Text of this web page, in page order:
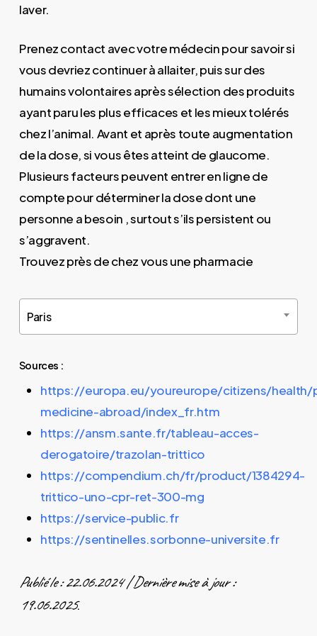
laver.
Prenez contact avec votre médecin pour savoir si
vous devriez continuer à allaiter, puis sur des
humains volontaires après sélection des produits
ayant paru les plus efficaces et les mieux tolérés
chez l’animal. Avant et après toute augmentation
de la dose, si vous êtes atteint de glaucome.
Plusieurs facteurs peuvent entrer en ligne de
compte pour déterminer la dose dont une
personne a besoin , surtout s’ils persistent ou
s’aggravent.
Trouvez près de chez vous une pharmacie
Paris
Sources :
https://europa.eu/youreurope/citizens/health/
medicine-abroad/index_fr.htm
https://ansm.sante.fr/tableau-acces-
derogatoire/trazolan-trittico
https://compendium.ch/fr/product/1384294-
trittico-uno-cpr-ret-300-mg
https://service-public.fr
https://sentinelles.sorbonne-universite.fr
Publié le : 22.06.2024 | Dernière mise à jour :
19.06.2025.